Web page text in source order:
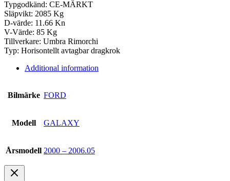
Typgodkänd: CE-MÄRKT
Släpvikt: 2085 Kg
D-värde: 11.66 Kn
V-Värde: 85 Kg
Tillverkare: Umbra Rimorchi
Typ: Horisontellt avtagbar dragkrok
Additional information
Bilmärke FORD
Modell GALAXY
Årsmodell 2000 – 2006.05